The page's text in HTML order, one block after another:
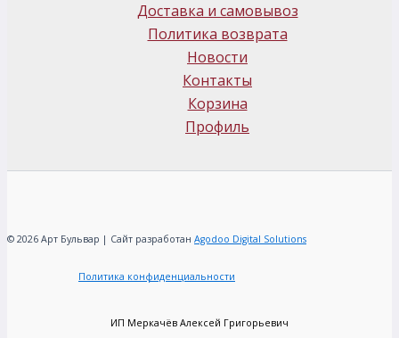
Доставка и самовывоз
Политика возврата
Новости
Контакты
Корзина
Профиль
© 2026 Арт Бульвар | Сайт разработан Agodoo Digital Solutions
Политика конфиденциальности
ИП Меркачёв Алексей Григорьевич